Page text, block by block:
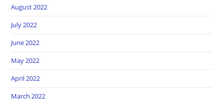
August 2022
July 2022
June 2022
May 2022
April 2022
March 2022